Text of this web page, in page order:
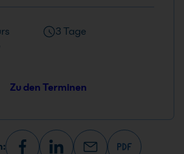
3 Tage
Zu den Terminen